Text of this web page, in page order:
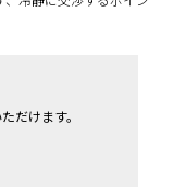
だけます。